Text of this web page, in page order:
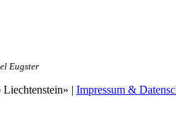
Eugster
| Impressum &